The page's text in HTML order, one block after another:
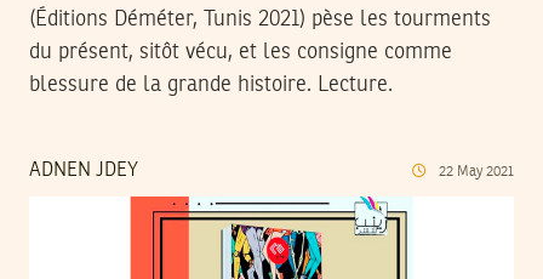
(Éditions Déméter, Tunis 2021) pèse les tourments
du présent, sitôt vécu, et les consigne comme
blessure de la grande histoire. Lecture.
ADNEN JDEY 22 May 2021